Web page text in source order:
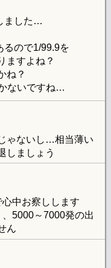
ました…
るので1/99.9を
ますよね？
ね？
ないですね…
ゃないし…相当薄い
しましょう
中お察しします
5000～7000発の出
ん